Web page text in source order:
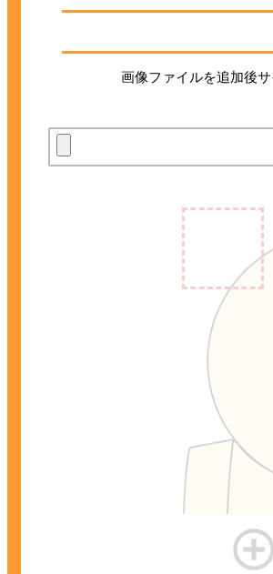
画像ファイルを追加後